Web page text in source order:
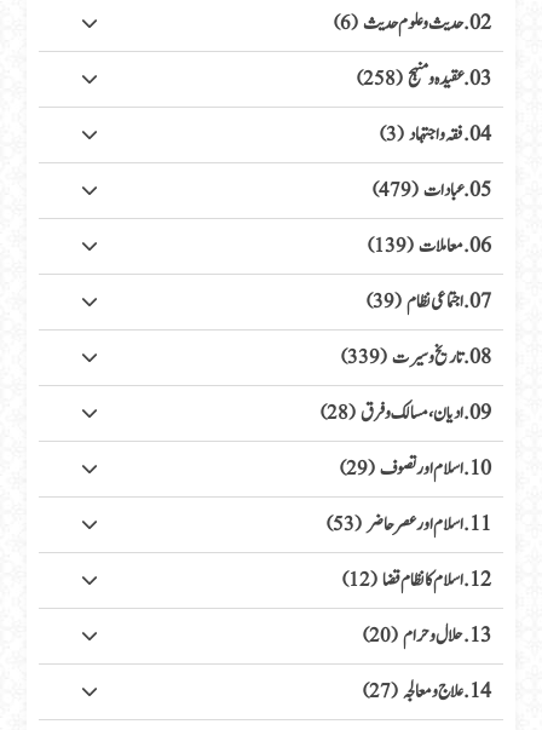
02. حدیث وعلوم حدیث (6)
03. عقیدہ ومنہج (258)
04. فقہ واجتہاد (3)
05. عبادات (479)
06. معاملات (139)
07. اجتماعی نظام (39)
08. تاریخ وسیرت (339)
09. ادیان، مسالک وفرق (28)
10. اسلام اور تصوف (29)
11. اسلام اور عصر حاضر (53)
12. اسلام کا نظام قضا (12)
13. حلال وحرام (20)
14. علاج ومعالجہ (27)